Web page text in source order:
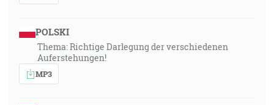
POLSKI
Thema: Richtige Darlegung der verschiedenen
Auferstehungen!
MP3